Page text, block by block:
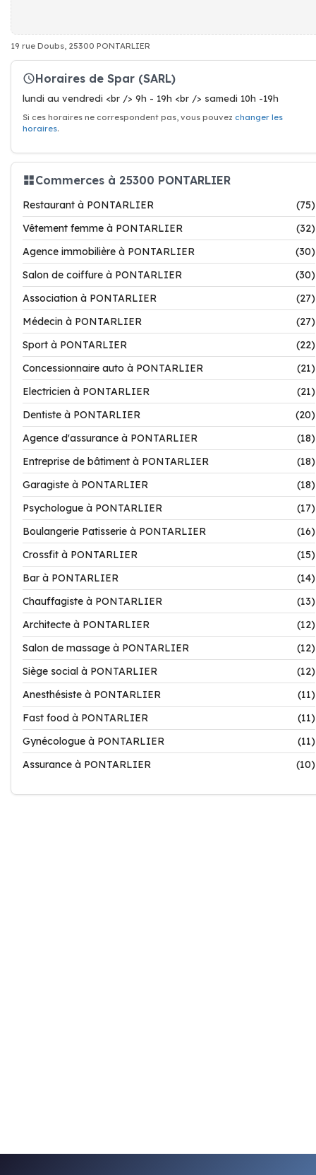
19 rue Doubs, 25300 PONTARLIER
Horaires de Spar (SARL)
lundi au vendredi <br /> 9h - 19h <br /> samedi 10h -19h
Si ces horaires ne correspondent pas, vous pouvez changer les
horaires.
Commerces à 25300 PONTARLIER
Restaurant à PONTARLIER
(75)
Vêtement femme à PONTARLIER
(32)
Agence immobilière à PONTARLIER
(30)
Salon de coiffure à PONTARLIER
(30)
Association à PONTARLIER
(27)
Médecin à PONTARLIER
(27)
Sport à PONTARLIER
(22)
Concessionnaire auto à PONTARLIER
(21)
Electricien à PONTARLIER
(21)
Dentiste à PONTARLIER
(20)
Agence d'assurance à PONTARLIER
(18)
Entreprise de bâtiment à PONTARLIER
(18)
Garagiste à PONTARLIER
(18)
Psychologue à PONTARLIER
(17)
Boulangerie Patisserie à PONTARLIER
(16)
Crossfit à PONTARLIER
(15)
Bar à PONTARLIER
(14)
Chauffagiste à PONTARLIER
(13)
Architecte à PONTARLIER
(12)
Salon de massage à PONTARLIER
(12)
Siège social à PONTARLIER
(12)
Anesthésiste à PONTARLIER
(11)
Fast food à PONTARLIER
(11)
Gynécologue à PONTARLIER
(11)
Assurance à PONTARLIER
(10)